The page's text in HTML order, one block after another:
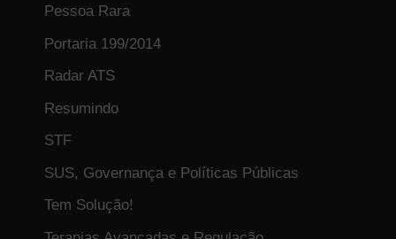
Pessoa Rara
Portaria 199/2014
Radar ATS
Resumindo
STF
SUS, Governança e Políticas Públicas
Tem Solução!